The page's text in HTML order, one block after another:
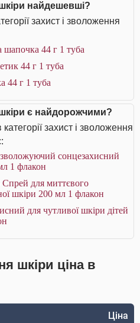
найдешевші?
захист і зволоження
44 г 1 туба
44 г 1 туба
44 г 1 туба
є найдорожчими?
захист і зволоження
сонцезахисний
1 флакон
для миттєвого
шкіри 200 мл 1 флакон
для чутливої шкіри дітей
шкіри ціна в
Ціна